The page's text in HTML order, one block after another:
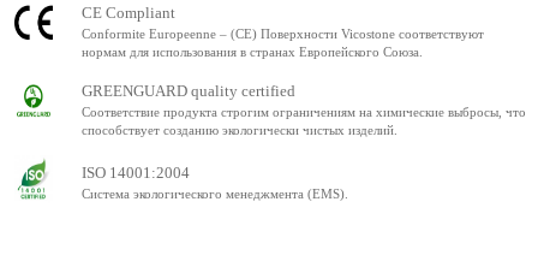
CE Compliant
Conformite Europeenne – (CE) Поверхности Vicostone соответствуют
нормам для использования в странах Европейского Союза.
GREENGUARD quality certified
Соответствие продукта строгим ограничениям на химические выбросы, что
способствует созданию экологически чистых изделий.
ISO 14001:2004
Система экологического менеджмента (EMS).